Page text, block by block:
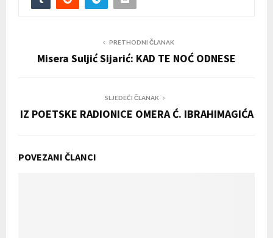
PRETHODNI ČLANAK
Misera Suljić Sijarić: KAD TE NOĆ ODNESE
SLJEDEĆI ČLANAK
IZ POETSKE RADIONICE OMERA Ć. IBRAHIMAGIĆA
POVEZANI ČLANCI